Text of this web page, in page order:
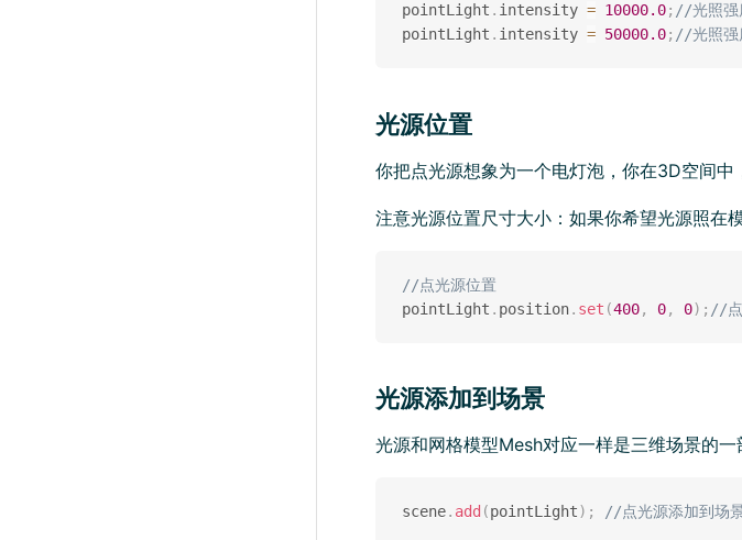
pointLight . intensity = 10000.0; //光照强
pointLight . intensity = 50000.0; //光照强
光源位置
你把点光源想象为一个电灯泡，你在3D空间中
注意光源位置尺寸大小：如果你希望光源照在
//点光源位置
pointLight . position. set (400, 0, 0) ; //点
光源添加到场景
光源和网格模型Mesh对应一样是三维场景的
scene. add (pointLight) ; //点光源添加到场